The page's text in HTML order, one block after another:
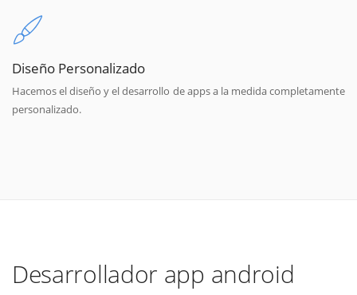
Diseño Personalizado
Hacemos el diseño y el desarrollo de apps a la medida completamente
personalizado.
Desarrollador app android